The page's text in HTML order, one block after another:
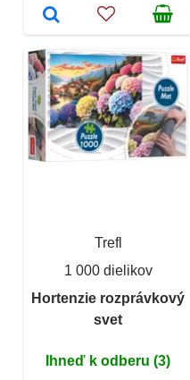
Trefl
1 000 dielikov
Hortenzie rozprávkový
svet
Ihneď k odberu (3)